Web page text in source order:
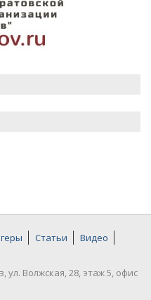
Статьи
Видео
ул. Волжская, 28, этаж 5, офис